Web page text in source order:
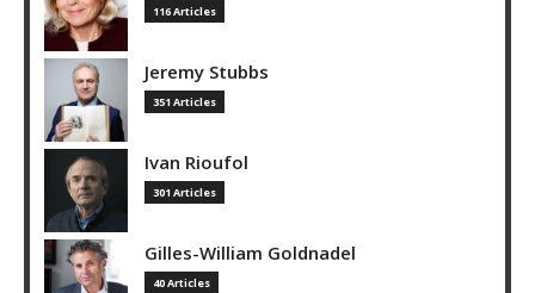
116 Articles
Jeremy Stubbs
351 Articles
Ivan Rioufol
301 Articles
Gilles-William Goldnadel
40 Articles